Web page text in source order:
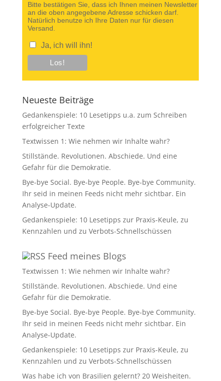
Bitte bestätigen Sie, dass ich Ihnen meinen Newsletter
an die oben angegebene Adresse schicken darf.
Natürlich benutze ich Ihre Daten nur für diesen
Versand.
Ja, ich will ihn!
Neueste Beiträge
Gedankenspiele: 10 Lesetipps u.a. zum Schreiben
erfolgreicher Texte
Textwissen 1: Wie nehmen wir Inhalte wahr?
Stillstände. Revolutionen. Abschiede. Und eine
Gefahr für die Demokratie.
Bye-bye Social. Bye-bye People. Bye-bye Community.
Ihr seid in meinen Feeds nicht mehr sichtbar. Ein
Analyse-Update.
Gedankenspiele: 10 Lesetipps zur Praxis-Keule, zu
Kennzahlen und zu Verbots-Schnellschüssen
Feed meines Blogs
Textwissen 1: Wie nehmen wir Inhalte wahr?
Stillstände. Revolutionen. Abschiede. Und eine
Gefahr für die Demokratie.
Bye-bye Social. Bye-bye People. Bye-bye Community.
Ihr seid in meinen Feeds nicht mehr sichtbar. Ein
Analyse-Update.
Gedankenspiele: 10 Lesetipps zur Praxis-Keule, zu
Kennzahlen und zu Verbots-Schnellschüssen
Was habe ich von Brasilien gelernt? 20 Weisheiten.